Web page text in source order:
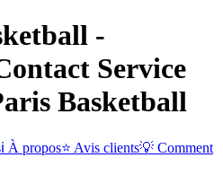
-
Service
Basketball
ℹ️ À propos⭐ Avis clients💡 Comment